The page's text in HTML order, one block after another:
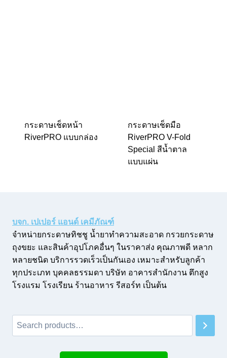
กระดาษเช็ดหน้า
RiverPRO แบบกล่อง
กระดาษเช็ดมือ
RiverPRO V-Fold
Special สีน้ำตาล
แบบแผ่น
บจก. เปเปอร์ แอนด์ เคมีภัณฑ์
จำหน่ายกระดาษทิชชู น้ำยาทำความสะอาด กรวยกระดาษ
ถุงขยะ และสินค้าอุปโภคอื่นๆ ในราคาส่ง คุณภาพดี หลาก
หลายชนิด บริการรวดเร็วเป็นกันเอง เหมาะสำหรับลูกค้า
ทุกประเภท บุคคลธรรมดา บริษัท อาคารสำนักงาน ตึกสูง
โรงแรม โรงเรียน ร้านอาหาร รีสอร์ท เป็นต้น
Search